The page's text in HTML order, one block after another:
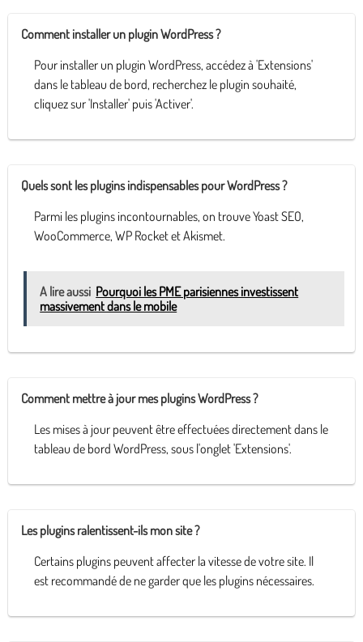
Comment installer un plugin WordPress ?
Pour installer un plugin WordPress, accédez à 'Extensions'
dans le tableau de bord, recherchez le plugin souhaité,
cliquez sur 'Installer' puis 'Activer'.
Quels sont les plugins indispensables pour WordPress ?
Parmi les plugins incontournables, on trouve Yoast SEO,
WooCommerce, WP Rocket et Akismet.
A lire aussi Pourquoi les PME parisiennes investissent
massivement dans le mobile
Comment mettre à jour mes plugins WordPress ?
Les mises à jour peuvent être effectuées directement dans le
tableau de bord WordPress, sous l'onglet 'Extensions'.
Les plugins ralentissent-ils mon site ?
Certains plugins peuvent affecter la vitesse de votre site. Il
est recommandé de ne garder que les plugins nécessaires.